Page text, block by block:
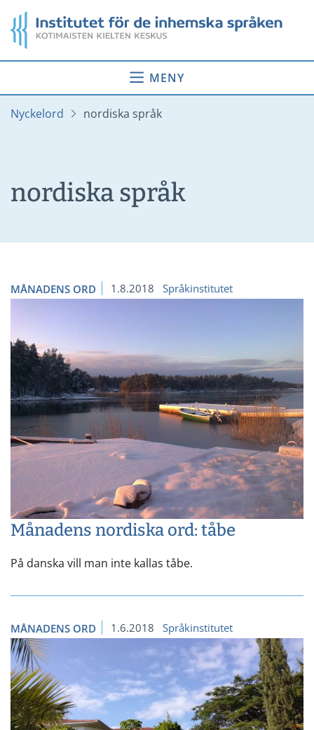
till
innehåll
Startsida
MENY
Nyckelord nordiska språk
nordiska språk
MÅNADENS ORD 1.8.2018 Språkinstitutet
Månadens nordiska ord: tåbe
På danska vill man inte kallas tåbe.
MÅNADENS ORD 1.6.2018 Språkinstitutet